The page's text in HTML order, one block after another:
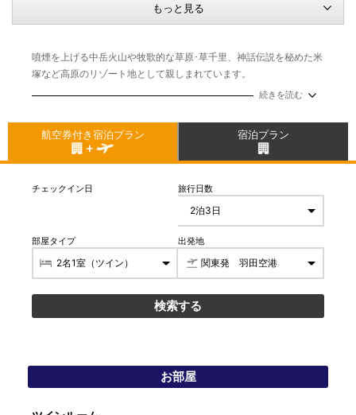
もっと見る
噴煙を上げる中岳火山や牧歌的な草原･草千里、神話伝説を秘めた米
塚など高原のリゾート地として親しまれています。
続きを読む
航空券付き宿泊プラン 宿泊プラン
チェックイン日 旅行日数
部屋タイプ 出発地
お部屋